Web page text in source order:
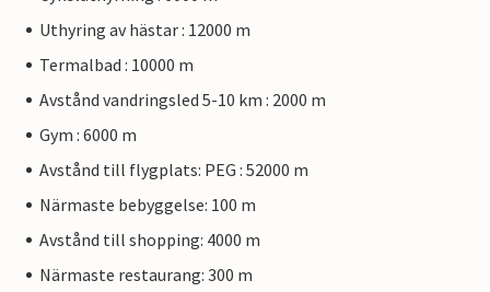
Uthyring av hästar : 12000 m
Termalbad : 10000 m
Avstånd vandringsled 5-10 km : 2000 m
Gym : 6000 m
Avstånd till flygplats: PEG : 52000 m
Närmaste bebyggelse: 100 m
Avstånd till shopping: 4000 m
Närmaste restaurang: 300 m